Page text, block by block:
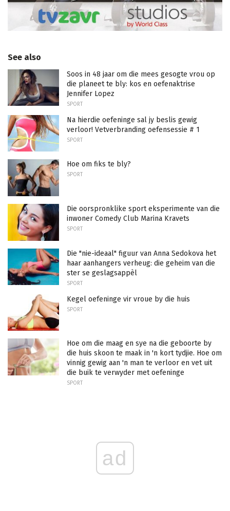
See also
Soos in 48 jaar om die mees gesogte vrou op
die planeet te bly: kos en oefenaktrise
Jennifer Lopez
SPORT
Na hierdie oefeninge sal jy beslis gewig
verloor! Vetverbranding oefensessie # 1
SPORT
Hoe om fiks te bly?
SPORT
Die oorspronklike sport eksperimente van die
inwoner Comedy Club Marina Kravets
SPORT
Die "nie-ideaal" figuur van Anna Sedokova het
haar aanhangers verheug: die geheim van die
ster se geslagsappèl
SPORT
Kegel oefeninge vir vroue by die huis
SPORT
Hoe om die maag en sye na die geboorte by
die huis skoon te maak in 'n kort tydjie. Hoe om
vinnig gewig aan 'n man te verloor en vet uit
die buik te verwyder met oefeninge
SPORT
ad